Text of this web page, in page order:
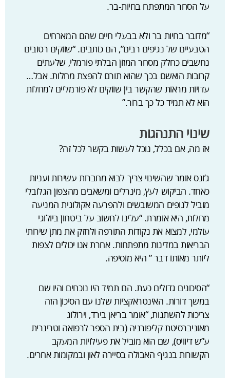
על הסחר המתפתח בחיות-בר.
“מדובר בחיות בר ולא בבעלי חיים שהם המארחים
הטבעיים של נגיפים רבים”, הם כותבים. “שווקים רטובים
נחשבים כחלק מסחר המזון הבלתי פורמלי, שלעתים
קרובות הואשם בכך שהוא תורם להפצת מחלות. אבל…
עדויות מראות שהקשר בין שווקים לא פורמליים למחלות
הוא לא תמיד כל כך ברור.”
שינוי התנהגות
אז מה, אם בכלל, נוכל לעשות בקשר לכל זה?
ג’ונס אומר שהשינוי צריך לבוא מחברות עשירות ועניות
כאחד. הביקוש לעץ, מינרלים ומשאבים מהצפון הגלובלי
מוביל לנופים המשובשים ולהפרעה אקולוגית המניעה
מחלות, היא אומרת. “עלינו לחשוב על ביטחון ביולוגי
עולמי, למצוא את נקודות התורפה ולחזק את מתן שירותי
הבריאות במדינות מתפתחות. אחרת אנו יכולים לצפות
ליותר מאותו דבר ” היא מוסיפה.
“הסיכונים גדולים כעת. הם תמיד היו נוכחים והיו שם
במשך דורות. האינטראקציות שלנו עם הסיכון הזה
צריכות להשתנות, “אומר בריאן בירד, וירולוג
מאוניברסיטת קליפורניה (בית הספר לרפואה וטרינרית
ע”ש דיוויס), שם הוא מוביל את פעילויות המעקב
הקשורות בנגיף האבולה בסיירה לאון ובמקומות אחרים.